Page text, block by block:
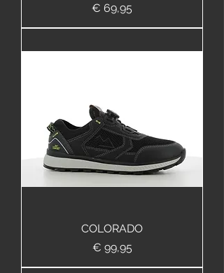
Prijs
€ 69,95
COLORADO
Prijs
€ 99,95